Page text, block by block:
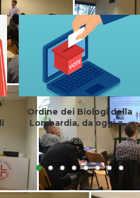
Ordine dei Biologi della
Lombardia, da oggi a...
17 Maggio 2026